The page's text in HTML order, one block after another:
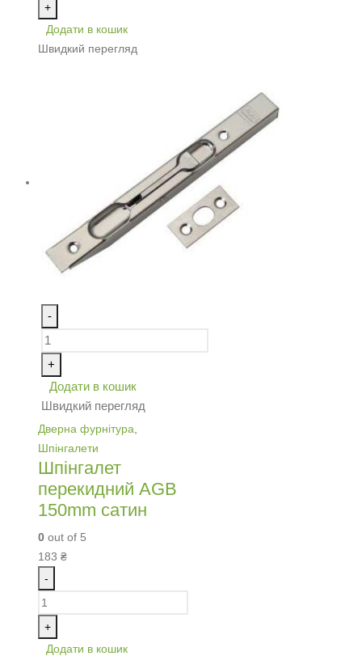
+
Додати в кошик
Швидкий перегляд
-
+
Додати в кошик
Швидкий перегляд
Дверна фурнітура
Шпінгалети
Шпінгалет
перекидний AGB
150mm сатин
0 out of 5
183 ₴
-
+
Додати в кошик